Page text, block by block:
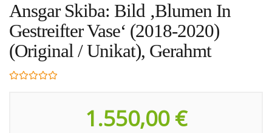
Ansgar Skiba: Bild ‚Blumen In
Gestreifter Vase‘ (2018-2020)
(Original / Unikat), Gerahmt
1.550,00 €